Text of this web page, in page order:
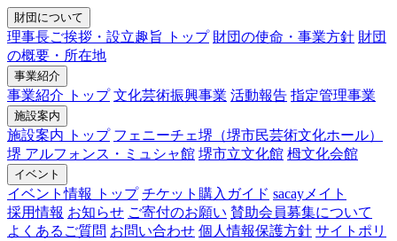
財団について
理事長ご挨拶・設立趣旨 トップ 財団の使命・事業方針 財団
の概要・所在地
事業紹介
事業紹介 トップ 文化芸術振興事業 活動報告 指定管理事業
施設案内
施設案内 トップ フェニーチェ堺（堺市民芸術文化ホール）
堺 アルフォンス・ミュシャ館 堺市立文化館 栂文化会館
イベント
イベント情報 トップ チケット購入ガイド sacayメイト
採用情報 お知らせ ご寄付のお願い 賛助会員募集について
よくあるご質問 お問い合わせ 個人情報保護方針 サイトポリ